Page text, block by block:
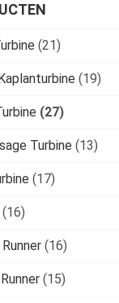
(21)
(19)
(27)
Turbine (13)
(17)
(16)
(16)
(15)